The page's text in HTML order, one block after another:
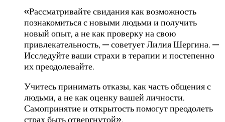
«Рассматривайте свидания как возможность
познакомиться с новыми людьми и получить
новый опыт, а не как проверку на свою
привлекательность, — советует Лилия Шергина. —
Исследуйте ваши страхи в терапии и постепенно
их преодолевайте.
Учитесь принимать отказы, как часть общения с
людьми, а не как оценку вашей личности.
Самопринятие и открытость помогут преодолеть
страх быть отвергнутой».